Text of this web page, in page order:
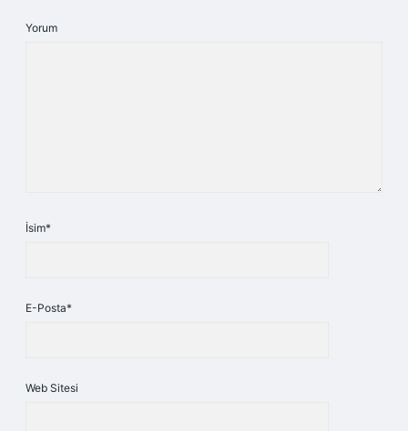
Yorum
İsim*
E-Posta*
Web Sitesi